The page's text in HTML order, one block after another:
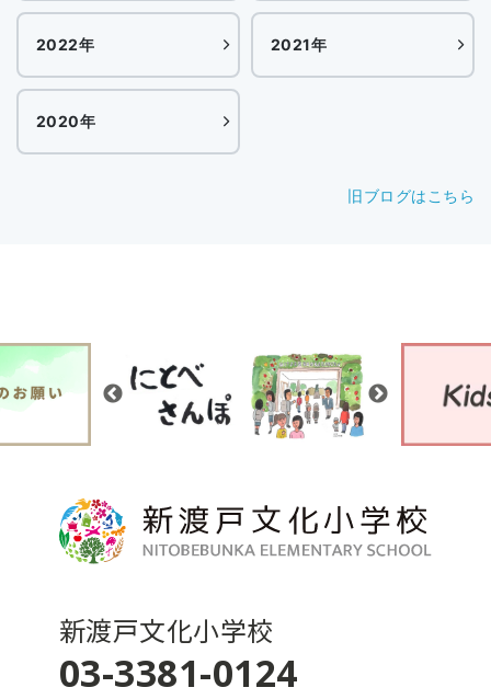
2022年 2021年
2020年
旧ブログはこちら
新渡戸文化小学校
03-3381-0124